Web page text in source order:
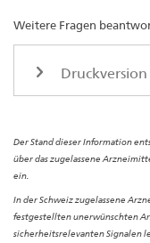
Weitere Fragen
Druckversion
Der Stand dieser Information
über das zugelassene
ein.
In der Schweiz zugelassene
festgestellten unerwünschten
sicherheitsrelevanten Signalen